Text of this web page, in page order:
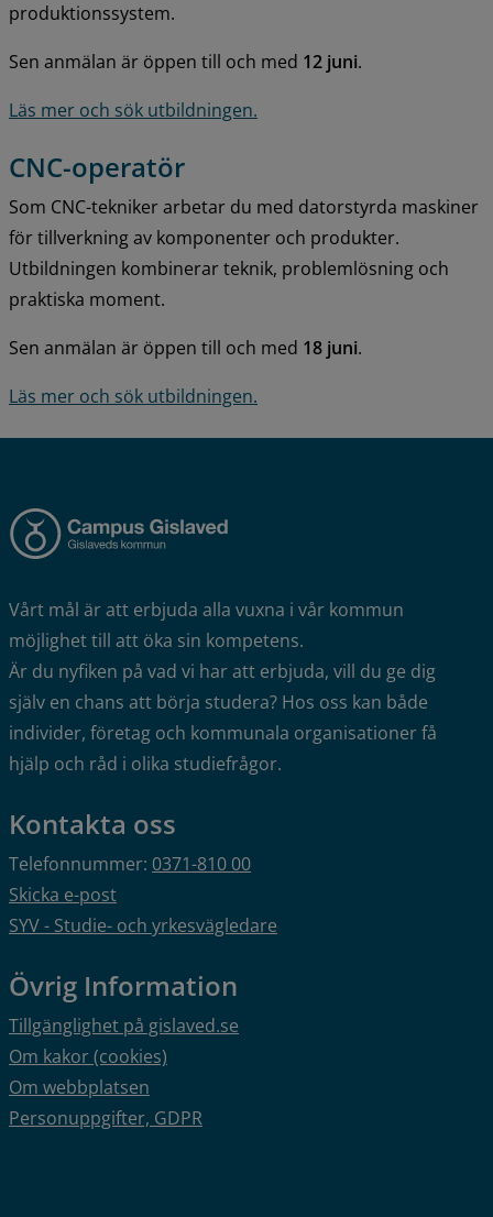
produktionssystem.
Sen anmälan är öppen till och med 12 juni.
Läs mer och sök utbildningen.
CNC-operatör
Som CNC-tekniker arbetar du med datorstyrda maskiner
för tillverkning av komponenter och produkter.
Utbildningen kombinerar teknik, problemlösning och
praktiska moment.
Sen anmälan är öppen till och med 18 juni.
Läs mer och sök utbildningen.
Vårt mål är att erbjuda alla vuxna i vår kommun
möjlighet till att öka sin kompetens.
Är du nyfiken på vad vi har att erbjuda, vill du ge dig
själv en chans att börja studera? Hos oss kan både
individer, företag och kommunala organisationer få
hjälp och råd i olika studiefrågor.
Kontakta oss
Telefonnummer: 0371-810 00
Skicka e-post
SYV - Studie- och yrkesvägledare
Övrig Information
Tillgänglighet på gislaved.se
Om kakor (cookies)
Om webbplatsen
Personuppgifter, GDPR